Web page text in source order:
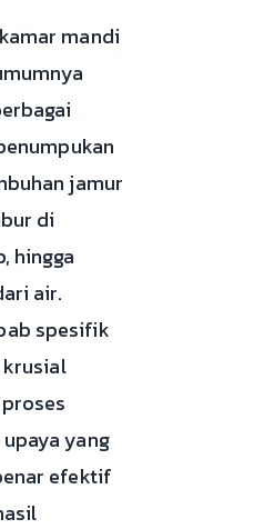
mandi
jamur
di
hingga
air.
spesifik
yang
efektif